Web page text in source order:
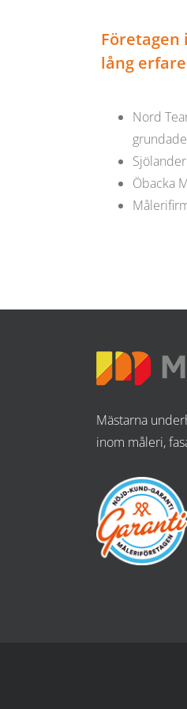
Företagen
lång
Nord
Öbacka
Mästarna
inom måleri,